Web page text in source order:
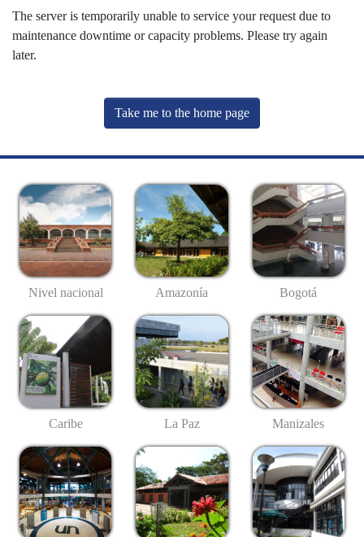
The server is temporarily unable to service your request due to
maintenance downtime or capacity problems. Please try again
later.
Take me to the home page
Nivel nacional Amazonía Bogotá
Caribe La Paz Manizales